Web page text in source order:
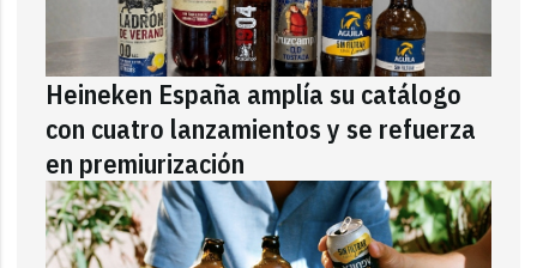
Heineken España amplía su catálogo
con cuatro lanzamientos y se refuerza
en premiurización